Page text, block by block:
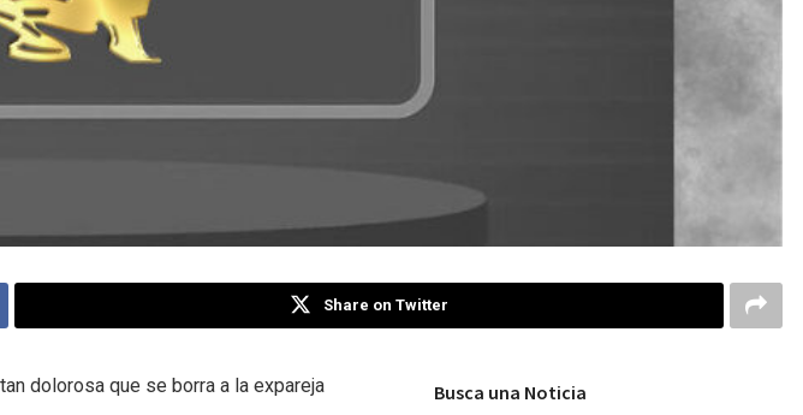
Share on Twitter
dolorosa que se borra a la expareja Busca una Noticia